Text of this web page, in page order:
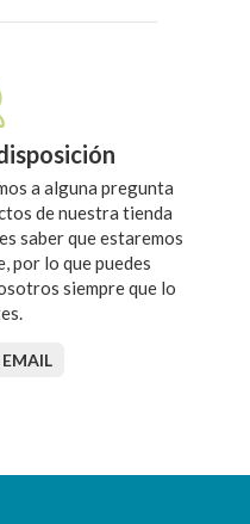
a alguna pregunta
de nuestra tienda
saber que estaremos
por lo que puedes
siempre que lo